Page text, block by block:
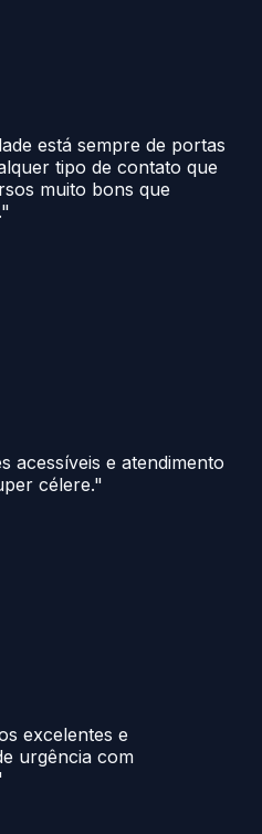
está sempre de portas
tipo de contato que
muito bons que
acessíveis e atendimento
célere."
excelentes e
urgência com